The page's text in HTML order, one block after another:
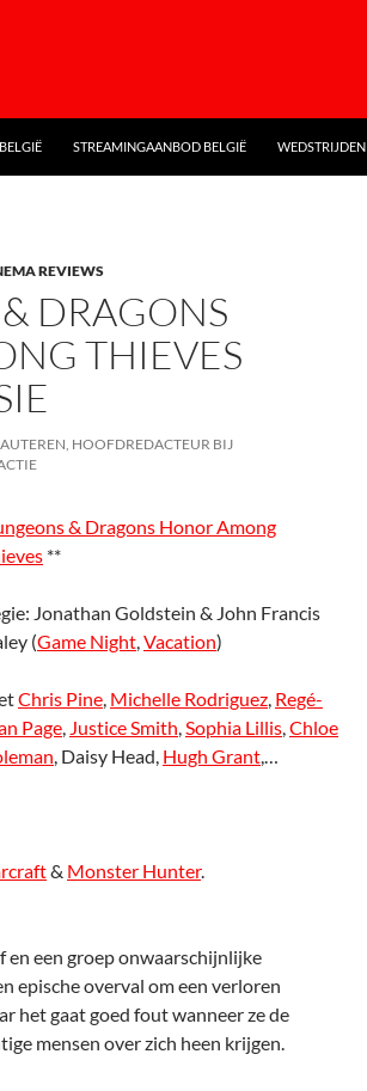
STREAMINGAANBOD BELGIË WEDSTRIJDEN
REVIEWS
DRAGONS
THIEVES
HOOFDREDACTEUR BIJ
& Dragons Honor Among
**
Jonathan Goldstein & John Francis
(Game Night,Vacation)
Chris Pine, Michelle Rodriguez, Regé-
Page, Justice Smith,Sophia Lillis,Chloe
, Daisy Head, Hugh Grant,…
& Monster Hunter.
en een groep onwaarschijnlijke
epische overval om een verloren
het gaat goed fout wanneer ze de
mensen over zich heen krijgen.